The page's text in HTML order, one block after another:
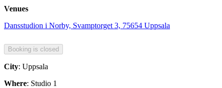
Venues
Dansstudion i Norby, Svamptorget 3, 75654 Uppsala
City: Uppsala
Where: Studio 1